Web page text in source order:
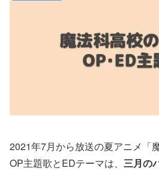
2021年7月から放送の夏アニメ「
OP主題歌とEDテーマは、 三月の